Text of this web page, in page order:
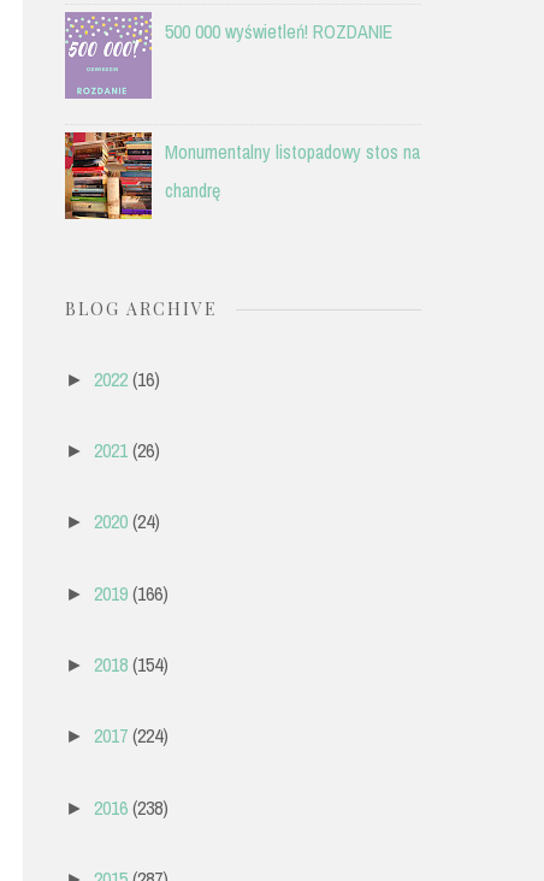
500 000 wyświetleń! ROZDANIE
Monumentalny listopadowy stos na
chandrę
BLOG ARCHIVE
► 2022 (16)
► 2021 (26)
► 2020 (24)
► 2019 (166)
► 2018 (154)
► 2017 (224)
► 2016 (238)